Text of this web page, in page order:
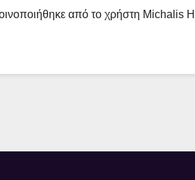
από το χρήστη